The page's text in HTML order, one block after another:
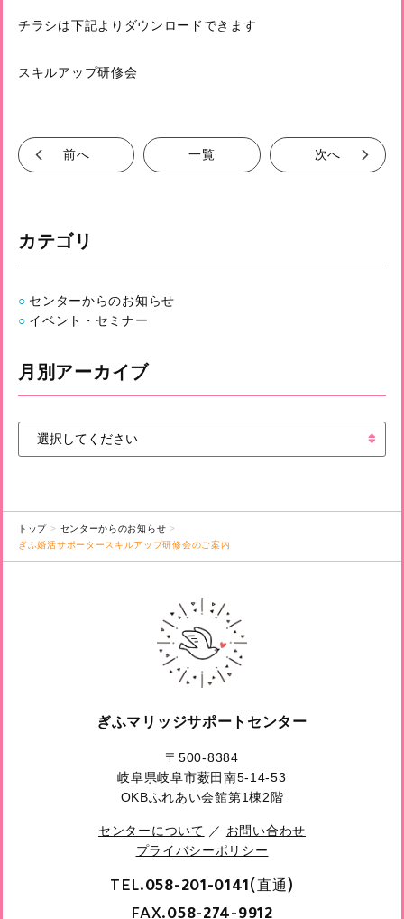
チラシは下記よりダウンロードできます
スキルアップ研修会
前へ 一覧 次へ
カテゴリ
センターからのお知らせ
イベント・セミナー
月別アーカイブ
トップ
センターからのお知らせ
ぎふ婚活サポータースキルアップ研修会のご案内
ぎふマリッジサポートセンター
〒500-8384
岐阜県岐阜市薮田南5-14-53
OKBふれあい会館第1棟2階
センターについて ／ お問い合わせ
プライバシーポリシー
TEL.058-201-0141(直通)
FAX.058-274-9912